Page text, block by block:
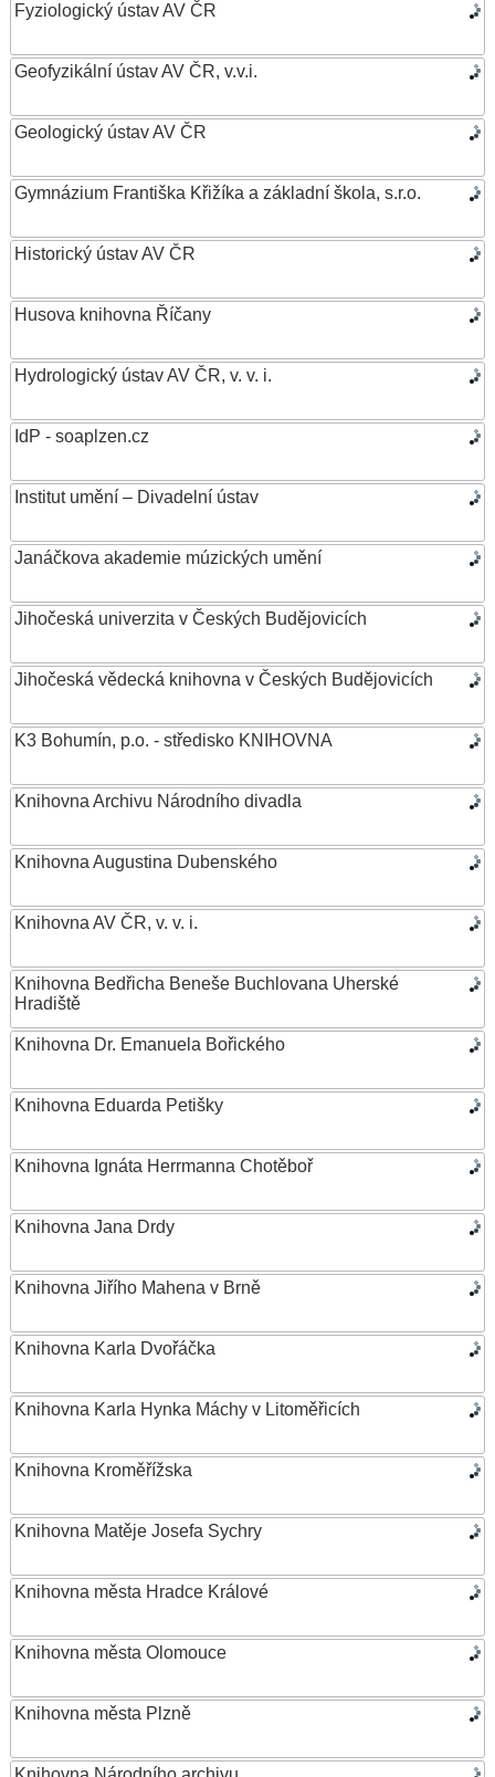
Fyziologický ústav AV ČR
Geofyzikální ústav AV ČR, v.v.i.
Geologický ústav AV ČR
Gymnázium Františka Křižíka a základní škola, s.r.o.
Historický ústav AV ČR
Husova knihovna Říčany
Hydrologický ústav AV ČR, v. v. i.
IdP - soaplzen.cz
Institut umění – Divadelní ústav
Janáčkova akademie múzických umění
Jihočeská univerzita v Českých Budějovicích
Jihočeská vědecká knihovna v Českých Budějovicích
K3 Bohumín, p.o. - středisko KNIHOVNA
Knihovna Archivu Národního divadla
Knihovna Augustina Dubenského
Knihovna AV ČR, v. v. i.
Knihovna Bedřicha Beneše Buchlovana Uherské
Hradiště
Knihovna Dr. Emanuela Bořického
Knihovna Eduarda Petišky
Knihovna Ignáta Herrmanna Chotěboř
Knihovna Jana Drdy
Knihovna Jiřího Mahena v Brně
Knihovna Karla Dvořáčka
Knihovna Karla Hynka Máchy v Litoměřicích
Knihovna Kroměřížska
Knihovna Matěje Josefa Sychry
Knihovna města Hradce Králové
Knihovna města Olomouce
Knihovna města Plzně